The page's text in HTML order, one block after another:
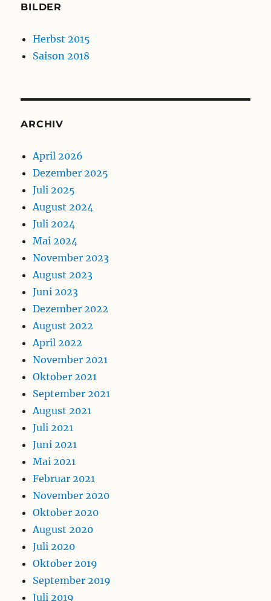
BILDER
Herbst 2015
Saison 2018
ARCHIV
April 2026
Dezember 2025
Juli 2025
August 2024
Juli 2024
Mai 2024
November 2023
August 2023
Juni 2023
Dezember 2022
August 2022
April 2022
November 2021
Oktober 2021
September 2021
August 2021
Juli 2021
Juni 2021
Mai 2021
Februar 2021
November 2020
Oktober 2020
August 2020
Juli 2020
Oktober 2019
September 2019
Juli 2019